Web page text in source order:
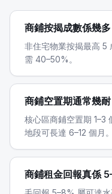
商鋪按揭成數係幾多
非住宅物業按揭最高 5
需 40–50%。
商鋪空置期通常幾耐
核心區商鋪空置期 1–3
地段可長達 6–12 個月。
商鋪租金回報真係